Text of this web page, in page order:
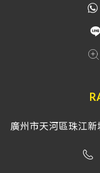
廣州市天河區珠江